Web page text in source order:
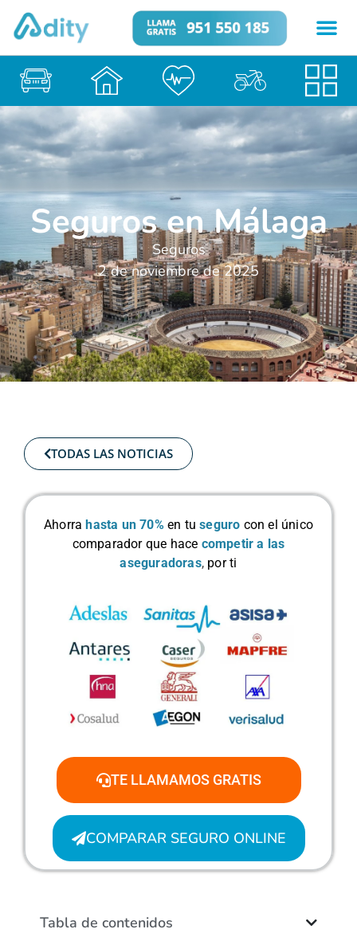
Seguros en Málaga
Seguros
2 de noviembre de 2025
TODAS LAS NOTICIAS
Ahorra hasta un 70% en tuseguro con el único
comparador que hace competir a las
aseguradoras, por ti
TE LLAMAMOS GRATIS
COMPARAR SEGURO ONLINE
Tabla de contenidos